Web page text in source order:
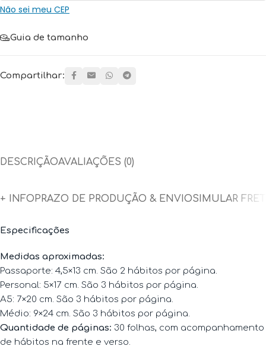
Não sei meu CEP
Guia de tamanho
Compartilhar:
DESCRIÇÃOAVALIAÇÕES (0)
+ INFO PRAZO DE PRODUÇÃO & ENVIOSIMULAR
Especificações
Medidas aproximadas:
Passaporte: 4,5×13 cm. São 2 hábitos por página.
Personal: 5×17 cm. São 3 hábitos por página.
A5: 7×20 cm. São 3 hábitos por página.
Médio: 9×24 cm. São 3 hábitos por página.
Quantidade de páginas: 30 folhas, com acompanhamento
de hábitos na frente e verso.